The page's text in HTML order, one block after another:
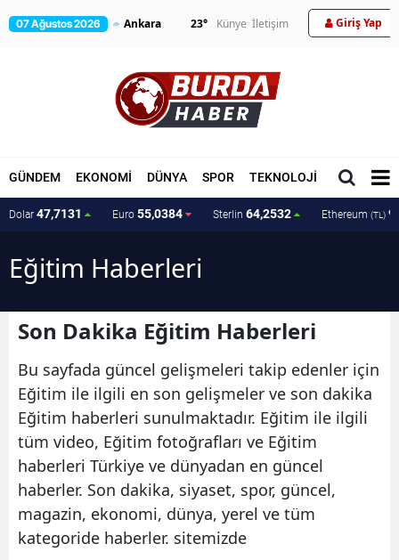
07 Ağustos 2026 23° Künye İletişim Giriş Yap
GÜNDEM EKONOMİ DÜNYA SPOR TEKNOLOJİ MAGAZİN
Dolar 47,7131 Euro 55,0384 Sterlin 64,2532 Ethereum (TL)
Eğitim Haberleri
Son Dakika Eğitim Haberleri
Bu sayfada güncel gelişmeleri takip edenler için
Eğitim ile ilgili en son gelişmeler ve son dakika
Eğitim haberleri sunulmaktadır. Eğitim ile ilgili
tüm video, Eğitim fotoğrafları ve Eğitim
haberleri Türkiye ve dünyadan en güncel
haberler. Son dakika, siyaset, spor, güncel,
magazin, ekonomi, dünya, yerel ve tüm
kategoride haberler. sitemizde